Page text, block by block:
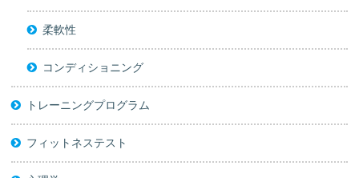
柔軟性
コンディショニング
トレーニングプログラム
フィットネステスト